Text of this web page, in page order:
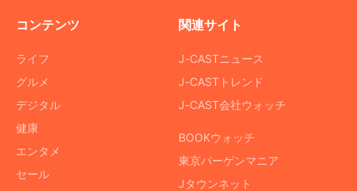
コンテンツ
ライフ
グルメ
デジタル
健康
エンタメ
セール
関連サイト
J-CASTニュース
J-CASTトレンド
J-CAST会社ウォッチ
BOOKウォッチ
東京バーゲンマニア
Jタウンネット